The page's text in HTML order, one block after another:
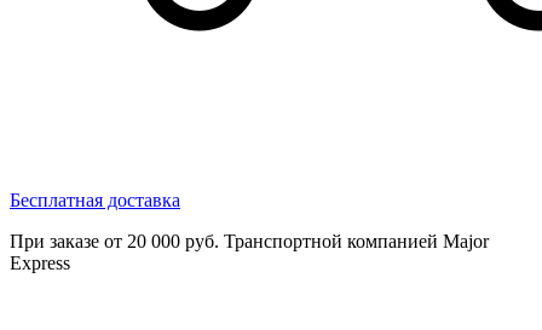
Бесплатная доставка
При заказе от 20 000 руб. Транспортной компанией Major
Express